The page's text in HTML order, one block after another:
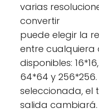
varias
convertir
puede elegir la
entre cualquiera
disponibles:
64*64 y
seleccionada, el
salida